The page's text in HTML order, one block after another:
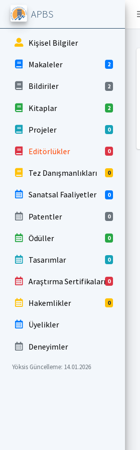
APBS
Kişisel Bilgiler
Makaleler 2
Bildiriler 2
Kitaplar 2
Projeler 0
Editörlükler 0
Tez Danışmanlıkları 0
Sanatsal Faaliyetler 0
Patentler 0
Ödüller 0
Tasarımlar 0
Araştırma Sertifikaları 0
Hakemlikler 0
Üyelikler
Deneyimler
Yöksis Güncelleme: 14.01.2026